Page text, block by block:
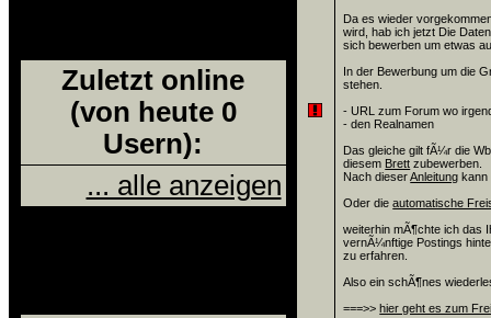
Zuletzt online
(von heute 0
Usern):
... alle anzeigen
Da es wieder
wird, hab ich jetzt Die
sich bewerben um etwas
In der Bewerbung um die
stehen.
- URL zum Forum wo
- den Realnamen
Das gleiche gilt fÃ¼r die
diesem Brett zubewerben.
Nach dieserAnleitung kann
Oder dieautomatische
weiterhin mÃ¶chte ich das
vernÃ¼nftige Postings
zu erfahren.
Also ein schÃ¶nes
===>>hier geht es zum